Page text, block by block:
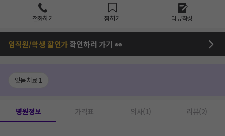
전화하기 찜하기 리뷰작성
임직원/학생 할인가확인하러 가기 👀
잇몸치료 1
병원정보 가격표 의사(1) 리뷰(2)